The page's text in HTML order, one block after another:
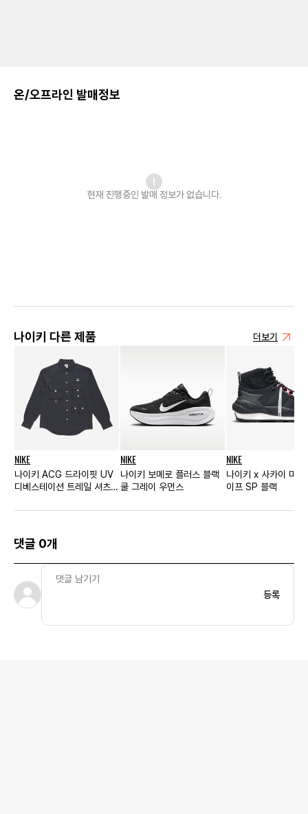
온/오프라인 발매정보
현재 진행중인 발매 정보가 없습니다.
나이키 다른 제품 더보기
NIKE
나이키 ACG 드라이핏 UV
디베스테이션 트레일 셔츠
US/EU
NIKE
나이키 보메로 플러스 블랙
쿨 그레이 우먼스
NIKE
나이키 x 사카이 마그
이프 SP 블랙
댓글 0개
등록